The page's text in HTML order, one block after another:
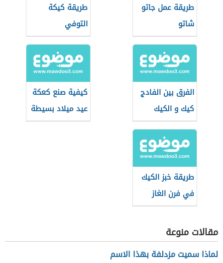
طريقة عمل جاتو
شاتو
طريقة كيكة
التوفي
الفرق بين الفادج
كيك و الكيك
العادي
كيفية صنع كعكة
عيد ميلاد بسيطة
طريقة خبز الكيك
في فرن الغاز
مقالات منوعة
لماذا سميت مزدلفة بهذا الاسم